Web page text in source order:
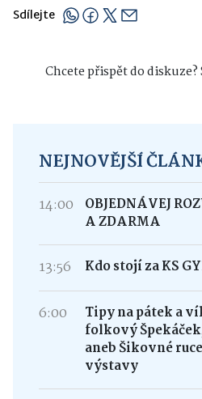
Sdílejte
Chcete přispět do diskuze?
NEJNOVĚJŠÍ
14:00
OBJEDNÁVEJ
A ZDARMA
13:56 Kdo stojí za KS
6:00
Tipy na pátek a
folkový
aneb Šikovné
výstavy